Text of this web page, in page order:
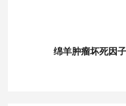
绵羊肿瘤坏死因